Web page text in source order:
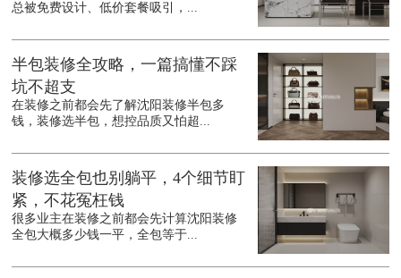
总被免费设计、低价套餐吸引，...
半包装修全攻略，一篇搞懂不踩
坑不超支
在装修之前都会先了解沈阳装修半包多
钱，装修选半包，想控品质又怕超...
装修选全包也别躺平，4个细节盯
紧，不花冤枉钱
很多业主在装修之前都会先计算沈阳装修
全包大概多少钱一平，全包等于...